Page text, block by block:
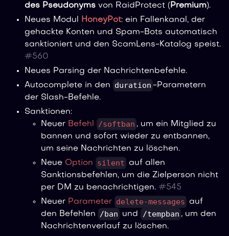
des Pseudonyms von RaidProtect (Premium).
Neues Modul HoneyPot: ein Fallenkanal, der
gehackte Konten und Spam-Bots automatisch
sanktioniert und den ScamLens-Katalog speist.
#560
Neues Parsing der Nachrichtenbefehle.
Autocomplete in den
duration -Parametern
der Slash-Befehle.
Sanktionen:
Neuer Befehl /softban , um ein Mitglied zu
bannen und sofort wieder zu entbannen,
um seine Nachrichten zu löschen.
Neue Option silent
auf allen
Sanktionsbefehlen, um die Zielperson nicht
per DM zu benachrichtigen. #545
Neuer Parameter delete-messages
auf
den Befehlen
/ban und /tempban , um den
Nachrichtenverlauf zu löschen.